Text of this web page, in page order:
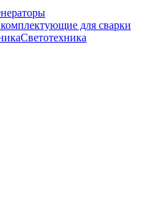
для сварки
Светотехника